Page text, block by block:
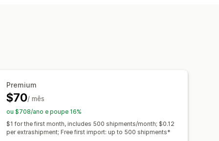
de dados de envio
Premium
$70/ mês
ou $708/ano e poupe 16%
$1 for the first month, includes 500 shipments/month; $0.12
per extrashipment; Free first import: up to 500 shipments*